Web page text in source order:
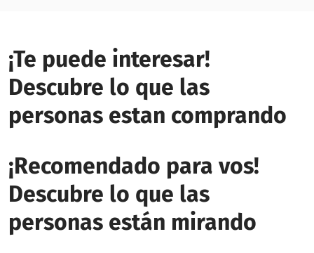
¡Te puede interesar!
Descubre lo que las
personas estan comprando
¡Recomendado para vos!
Descubre lo que las
personas están mirando